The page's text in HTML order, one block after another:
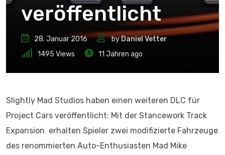
veröffentlicht
28. Januar 2016 byDaniel Vetter
1495 Views 11 Jahren ago
Slightly Mad Studios haben einen weiteren DLC für
Project Cars veröffentlicht: Mit der Stancework Track
Expansion erhalten Spieler zwei modifizierte Fahrzeuge
des renommierten Auto-Enthusiasten Mad Mike